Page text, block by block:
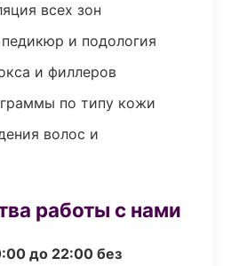
всех зон
и подология
и филлеров
по типу кожи
волос и
работы с нами
до 22:00 без